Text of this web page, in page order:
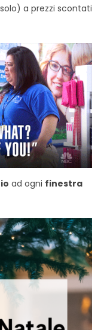
a prezzi scontati
ad ogni finestra